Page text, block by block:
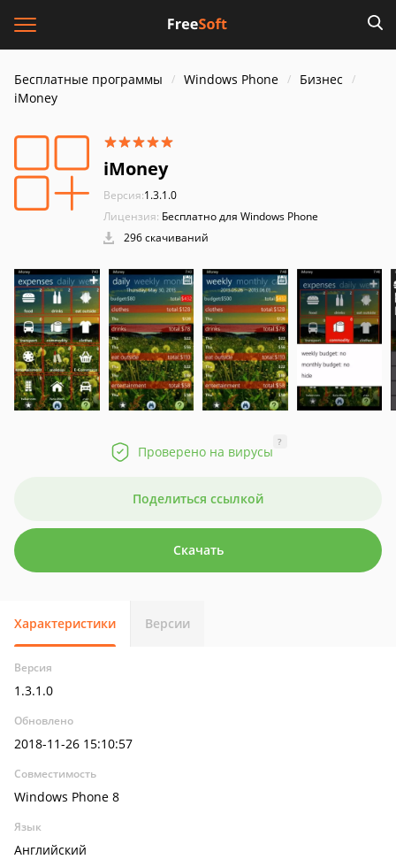
Бесплатные программы Windows Phone
Бизнес
iMoney
iMoney
Версия:1.3.1.0
Лицензия: Бесплатно для Windows Phone
296 скачиваний
Проверено на вирусы
?
Поделиться ссылкой
Скачать
Характеристики Версии
Версия
1.3.1.0
Обновлено
2018-11-26 15:10:57
Совместимость
Windows Phone 8
Язык
Английский